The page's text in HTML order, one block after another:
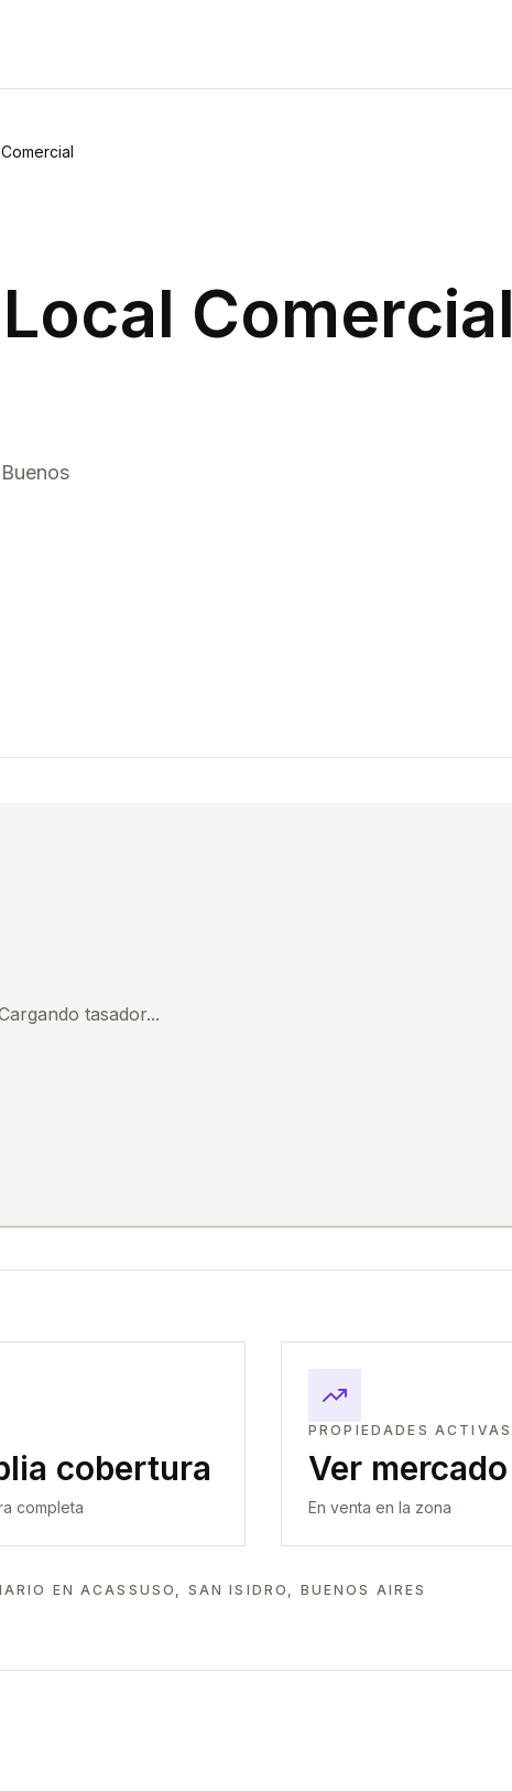
Local Comercial
Buenos
tasador...
cobertura
completa
PROPIEDADES ACTIVAS
Ver mercado
En venta en la zona
EN ACASSUSO, SAN ISIDRO, BUENOS AIRES